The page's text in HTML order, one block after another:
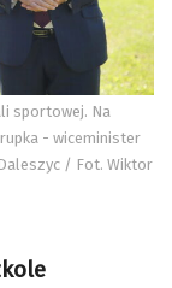
sportowej. Na
- wiceminister
/ Fot. Wiktor